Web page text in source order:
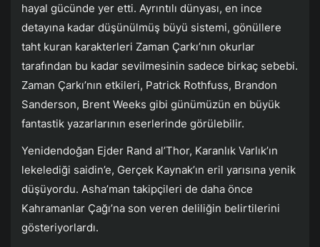
hayal gücünde yer etti. Ayrıntılı dünyası, en ince
detayına kadar düşünülmüş büyü sistemi, gönüllere
taht kuran karakterleri Zaman Çarkı’nın okurlar
tarafından bu kadar sevilmesinin sadece birkaç sebebi.
Zaman Çarkı’nın etkileri, Patrick Rothfuss, Brandon
Sanderson, Brent Weeks gibi günümüzün en büyük
fantastik yazarlarının eserlerinde görülebilir.
Yenidendoğan Ejder Rand al’Thor, Karanlık Varlık’ın
lekelediği saidin’e, Gerçek Kaynak’ın eril yarısına yenik
düşüyordu. Asha’man takipçileri de daha önce
Kahramanlar Çağı’na son veren deliliğin belirtilerini
gösteriyorlardı.